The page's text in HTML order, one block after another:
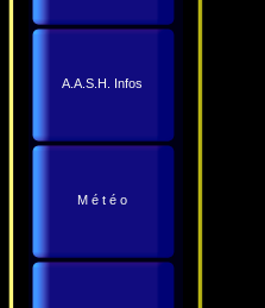
A.A.S.H. Infos
M é t é o